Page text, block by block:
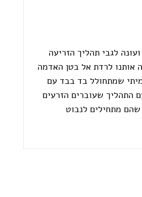
לגבי תהליך הזריעה
אותנו לרדת אל בטן האדמה
שמתחולל בד בבד עם
התהליך שעוברים הזרעים
מתחילים לנבוט